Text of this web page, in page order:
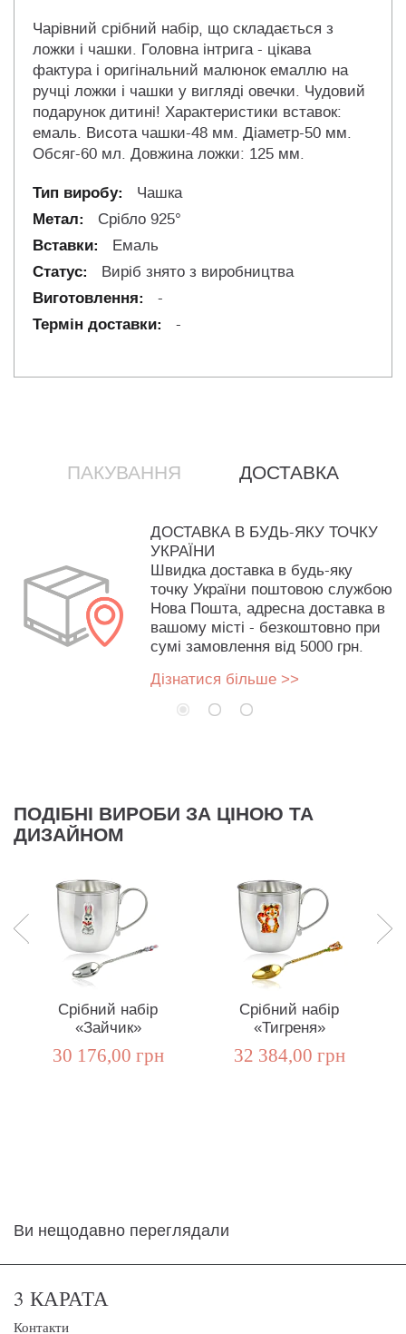
Чарівний срібний набір, що складається з
ложки і чашки. Головна інтрига - цікава
фактура і оригінальний малюнок емаллю на
ручці ложки і чашки у вигляді овечки. Чудовий
подарунок дитині! Характеристики вставок:
емаль. Висота чашки-48 мм. Діаметр-50 мм.
Обсяг-60 мл. Довжина ложки: 125 мм.
Чашка
Срібло 925°
Емаль
Виріб знято з виробництва
-
-
ПАКУВАННЯ ДОСТАВКА
ДОСТАВКА В БУДЬ-ЯКУ ТОЧКУ
УКРАЇНИ
Швидка доставка в будь-яку
точку України поштовою службою
Нова Пошта, адресна доставка в
вашому місті - безкоштовно при
сумі замовлення від 5000 грн.
Дізнатися більше >>
ПОДІБНІ ВИРОБИ ЗА ЦІНОЮ ТА
ДИЗАЙНОМ
Срібний набір
«Зайчик»
30 176,00 грн
Срібний набір
«Тигреня»
32 384,00 грн
Ви нещодавно переглядали
3 КАРАТА
Контакти